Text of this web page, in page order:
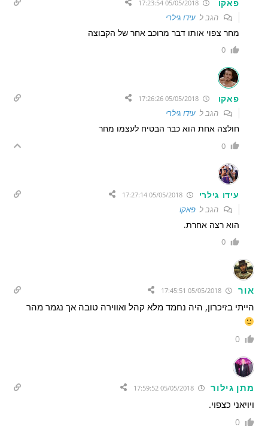
פאקו 05/05/2018 17:23:54
הגב לעידו גילרי
מחר צפוי אותו דבר מרוכב אחר של הקבוצה
0
פאקו 05/05/2018 17:26:26
הגב לעידו גילרי
חולצה אחת הוא כבר הבטיח לעצמו מחר
0
עידו גילרי 05/05/2018 17:27:14
הגב לפאקו
הוא רצה אחרת.
0
אור
הייתי בזיכרון, היה נחמד מלא קהל ואווירה טובה אך נגמר מהר
0
מתן גילור
ויויאני כצפוי.
0